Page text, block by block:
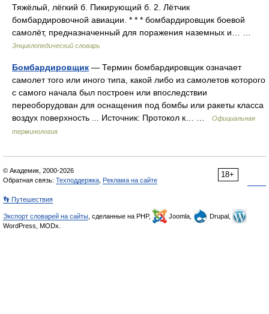
Тяжёлый, лёгкий б. Пикирующий б. 2. Лётчик
бомбардировочной авиации. * * * бомбардировщик боевой
самолёт, предназначенный для поражения наземных и… …
Энциклопедический словарь
Бомбардировщик — Термин бомбардировщик означает
самолет того или иного типа, какой либо из самолетов которого
с самого начала был построен или впоследствии
переоборудован для оснащения под бомбы или ракеты класса
воздух поверхность ... Источник: Протокол к… …
Официальная
терминология
18+
© Академик, 2000-2026
Обратная связь: Техподдержка Реклама на сайте
👣 Путешествия
Экспорт словарей на сайты , сделанные на PHP, Joomla,
Drupal,
WordPress, MODx.